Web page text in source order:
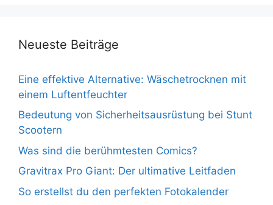
Neueste Beiträge
Eine effektive Alternative: Wäschetrocknen mit
einem Luftentfeuchter
Bedeutung von Sicherheitsausrüstung bei Stunt
Scootern
Was sind die berühmtesten Comics?
Gravitrax Pro Giant: Der ultimative Leitfaden
So erstellst du den perfekten Fotokalender